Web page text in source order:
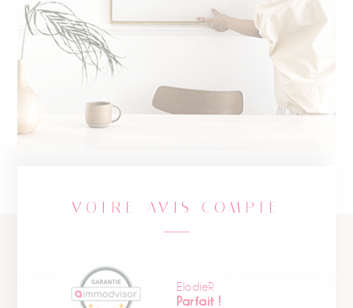
VOTRE AVIS COMPTE
ElodieR
Parfait !